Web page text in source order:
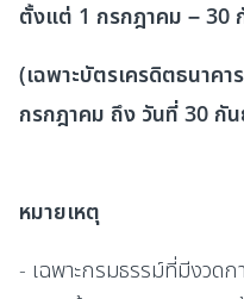
ตั้งแต่ 1 กรกฎาคม – 30
(เฉพาะบัตรเครดิตธนาค
กรกฎาคม ถึง วันที่ 30 กั
หมายเหตุ
- เฉพาะกรมธรรม์ที่มีงวด